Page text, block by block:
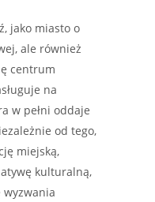
jako miasto o
ale również
centrum
na
w pełni oddaje
od tego,
miejską,
kulturalną,